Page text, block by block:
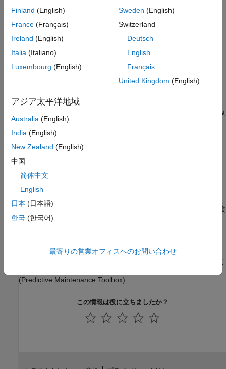
摩擦のない 2 次元平面上を滑走するロボットを制御するために
DDPG エージェントに学習させる。
(Reinforcement Learning Toolbox)
Train Hybrid SAC Agent for Path-Following Control
(Reinforcement Learning Toolbox)
習
でモデル化された二足歩行ロボットを制
御するために、DDPG と TD3 エージェントを比較する。
(Reinforcement Learning Toolbox)
条件付き GAN の使用による合成信号の生成
条件付き敵対的生成ネットワークの使用による合成信号の生成。
(Signal Processing Toolbox)
深層学習を使用した化学的プロセスの故障検出
シミュレーション データを使用して、化学的プロセスの故障を検
出できるニューラル ネットワークに学習させる。
深層学習を使用した転動体ベアリングの故障診断
この例では、深層学習の手法を使用して、転動体ベアリングの故
(Predictive Maintenance Toolbox)
この情報は役に立ちましたか？
Finland (English)
France (Français)
Ireland (English)
Italia (Italiano)
Luxembourg (English)
Sweden (English)
Switzerland
Deutsch
English
Français
United Kingdom (English)
アジア太平洋地域
Australia (English)
India (English)
New Zealand (English)
中国
简体中文
English
日本 (日本語)
한국 (한국어)
最寄りの営業オフィスへのお問い合わせ